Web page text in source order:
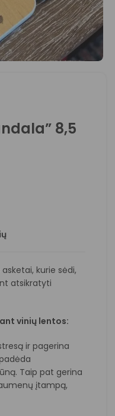
8,5
kurie sėdi,
atsikratyti
vinių lentos:
ir pagerina
Taip pat gerina
įtampą,